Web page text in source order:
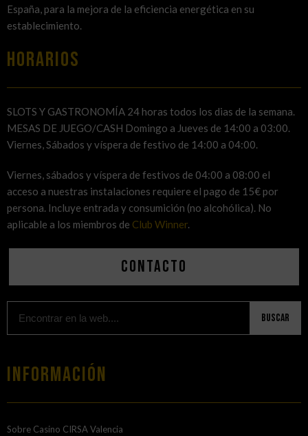
España, para la mejora de la eficiencia energética en su
establecimiento.
HORARIOS
SLOTS Y GASTRONOMÍA 24 horas todos los dias de la semana.
MESAS DE JUEGO/CASH Domingo a Jueves de 14:00 a 03:00.
Viernes, Sábados y víspera de festivo de 14:00 a 04:00.
Viernes, sábados y víspera de festivos de 04:00 a 08:00 el
acceso a nuestras instalaciones requiere el pago de 15€ por
persona. Incluye entrada y consumición (no alcohólica). No
aplicable a los miembros de Club Winner.
Contacto
Buscar
Información
Sobre Casino CIRSA Valencia